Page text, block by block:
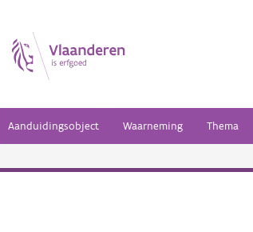
Aanduidingsobject Waarneming Thema